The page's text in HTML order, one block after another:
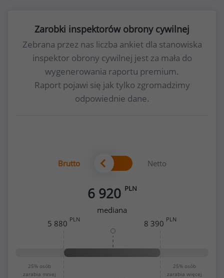
Zarobki inspektorów obrony cywilnej
Zebrana przez nas liczba ankiet dla stanowiska
inspektor obrony cywilnej jest za mała do
wygenerowania raportu premium.
Raport pojawi się jak tylko zgromadzimy
odpowiednie dane.
Brutto Netto
6 920 PLN
mediana
25% osób
zarabia mniej
25% osób
zarabia więcej
5 880 PLN 8 390 PLN